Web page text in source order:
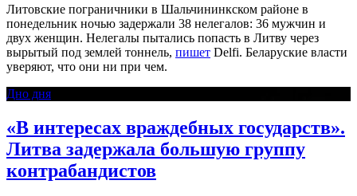
Литовские пограничники в Шальчининкском районе в
понедельник ночью задержали 38 нелегалов: 36 мужчин и
двух женщин. Нелегалы пытались попасть в Литву через
вырытый под землей тоннель, пишет Delfi. Беларуские власти
уверяют, что они ни при чем.
Дно дня
«В интересах враждебных государств».
Литва задержала большую группу
контрабандистов